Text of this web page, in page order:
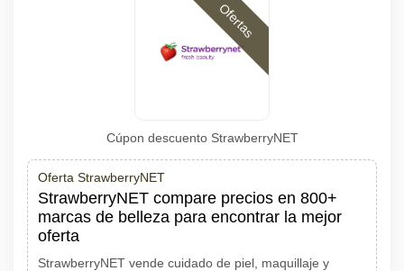
Ofertas
Cúpon descuento StrawberryNET
Oferta StrawberryNET
StrawberryNET compare precios en 800+
marcas de belleza para encontrar la mejor
oferta
StrawberryNET vende cuidado de piel, maquillaje y